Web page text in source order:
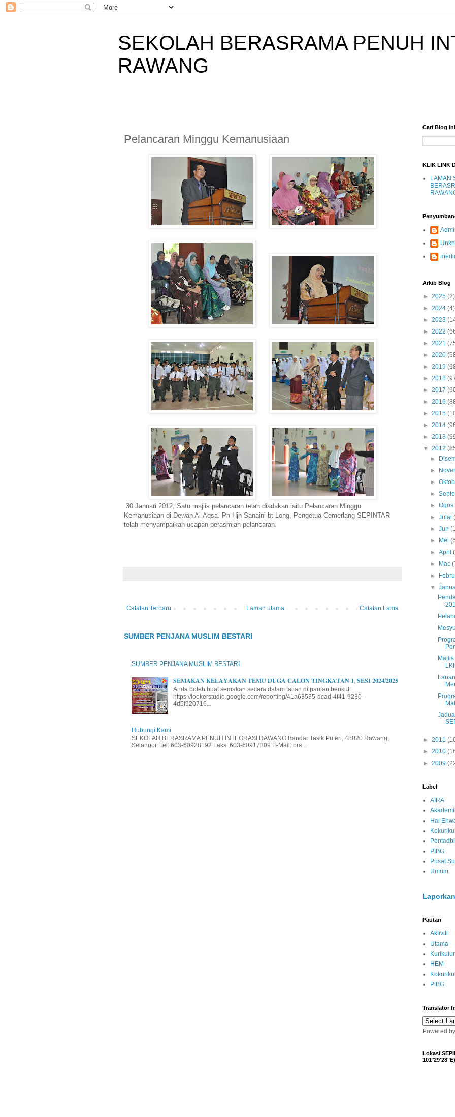
SEKOLAH BERASRAMA PENUH
RAWANG
Pelancaran Minggu Kemanusiaan
30 Januari 2012, Satu majlis pelancaran telah diadakan iaitu Pelancaran Minggu
Kemanusiaan di Dewan Al-Aqsa. Pn Hjh Sanaini bt Long, Pengetua Cemerlang SEPINTAR
telah menyampaikan ucapan perasmian pelancaran.
Catatan Terbaru Catatan Lama
Laman utama
SUMBER PENJANA MUSLIM BESTARI
SUMBER PENJANA MUSLIM BESTARI
𝐒𝐄𝐌𝐀𝐊𝐀𝐍 𝐊𝐄𝐋𝐀𝐘𝐀𝐊𝐀𝐍 𝐓𝐄𝐌𝐔 𝐃𝐔𝐆𝐀 𝐂𝐀𝐋𝐎𝐍 𝐓𝐈𝐍𝐆𝐊𝐀𝐓𝐀𝐍 𝟏, 𝐒𝐄𝐒𝐈 𝟐𝟎𝟐𝟒/𝟐𝟎𝟐𝟓
Anda boleh buat semakan secara dalam talian di pautan berikut:
https://lookerstudio.google.com/reporting/41a63535-dcad-4f41-9230-
4d5f920716...
Hubungi Kami
SEKOLAH BERASRAMA PENUH INTEGRASI RAWANG Bandar Tasik Puteri, 48020 Rawang,
Selangor. Tel: 603-60928192 Faks: 603-60917309 E-Mail: bra...
Cari Blog Ini
KLIK LINK
LAMAN
Arkib Blog
► 2025 (2)
► 2024 (4)
► 2023
► 2022
► 2021
► 2020
► 2019
► 2018
► 2017
► 2016
► 2015
► 2014
► 2013
▼ 2012
►
►
►
►
►Ogos
►Julai
►Jun
►
Mei
►April
►
Mac
►
▼
► 2011
► 2010
► 2009
Label
AIRA
Hal
PIBG
Pusat
Umum
Pautan
Aktiviti
Utama
HEM
PIBG
Translator
Powered
Lokasi
101°29'28"E)